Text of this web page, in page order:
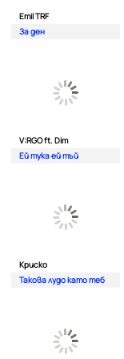
Emil TRF
За ден
V:RGO ft. Dim
Ей тука ей тъй
Криско
Такова лудо като теб